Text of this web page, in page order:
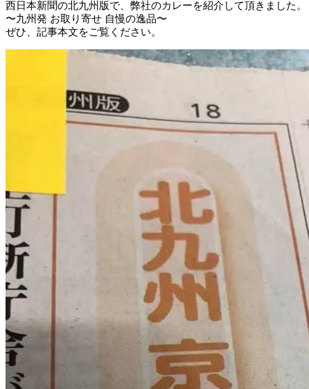
西日本新聞の北九州版で、弊社のカレーを紹介して頂きました。
〜九州発 お取り寄せ 自慢の逸品〜
ぜひ、記事本文をご覧ください。